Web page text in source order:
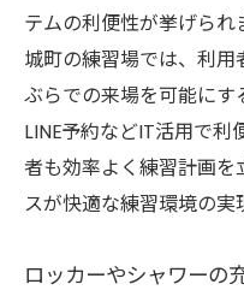
テムの利便性が挙げら
城町の練習場では、利
ぶらでの来場を可能にす
LINE予約などIT活用で
者も効率よく練習計画
スが快適な練習環境の実
ロッカーやシャワーの